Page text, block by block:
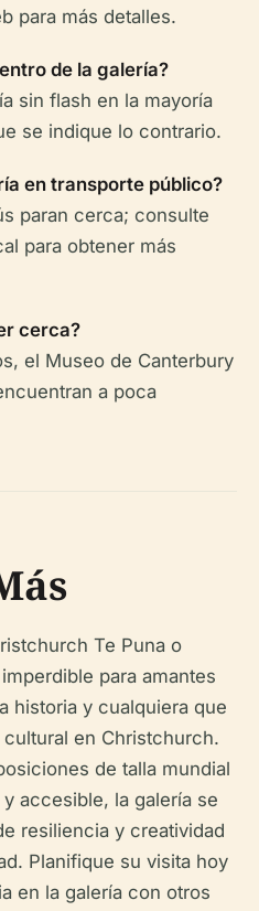
para más detalles.
de la galería?
sin flash en la mayoría
se indique lo contrario.
en transporte público?
paran cerca; consulte
para obtener más
cerca?
el Museo de Canterbury
a poca
Te Puna o
para amantes
historia y cualquiera que
en Christchurch.
de talla mundial
accesible, la galería se
resiliencia y creatividad
Planifique su visita hoy
en la galería con otros